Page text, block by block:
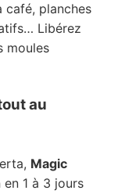
café, planches
Libérez
moules
au
Magic
1 à 3 jours